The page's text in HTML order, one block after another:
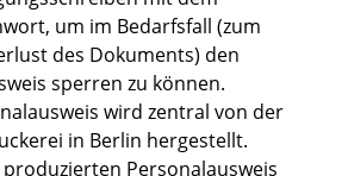
um im Bedarfsfall (zum
des Dokuments) den
sperren zu können.
wird zentral von der
in Berlin hergestellt.
Personalausweis